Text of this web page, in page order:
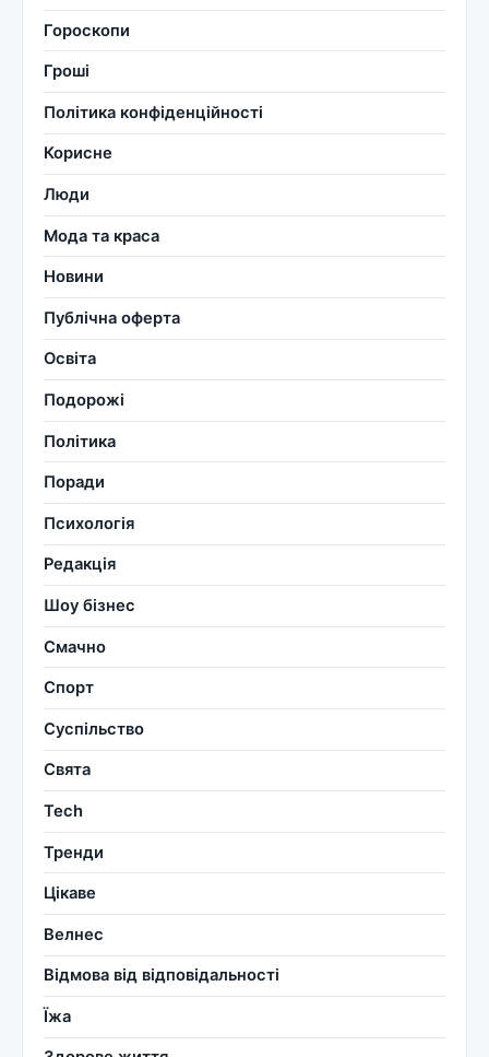
Гороскопи
Гроші
Політика конфіденційності
Корисне
Люди
Мода та краса
Новини
Публічна оферта
Освіта
Подорожі
Політика
Поради
Психологія
Редакція
Шоу бізнес
Смачно
Спорт
Суспільство
Свята
Tech
Тренди
Цікаве
Велнес
Відмова від відповідальності
Їжа